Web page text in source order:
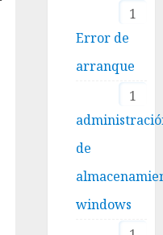
1
Error de
arranque
1
de
windows